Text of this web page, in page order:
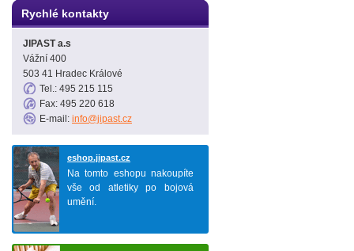
Rychlé kontakty
JIPAST a.s
Vážní 400
503 41 Hradec Králové
Tel.: 495 215 115
Fax: 495 220 618
E-mail: info@jipast.cz
eshop.jipast.cz
Na tomto eshopu nakoupíte
vše od atletiky po bojová
umění.